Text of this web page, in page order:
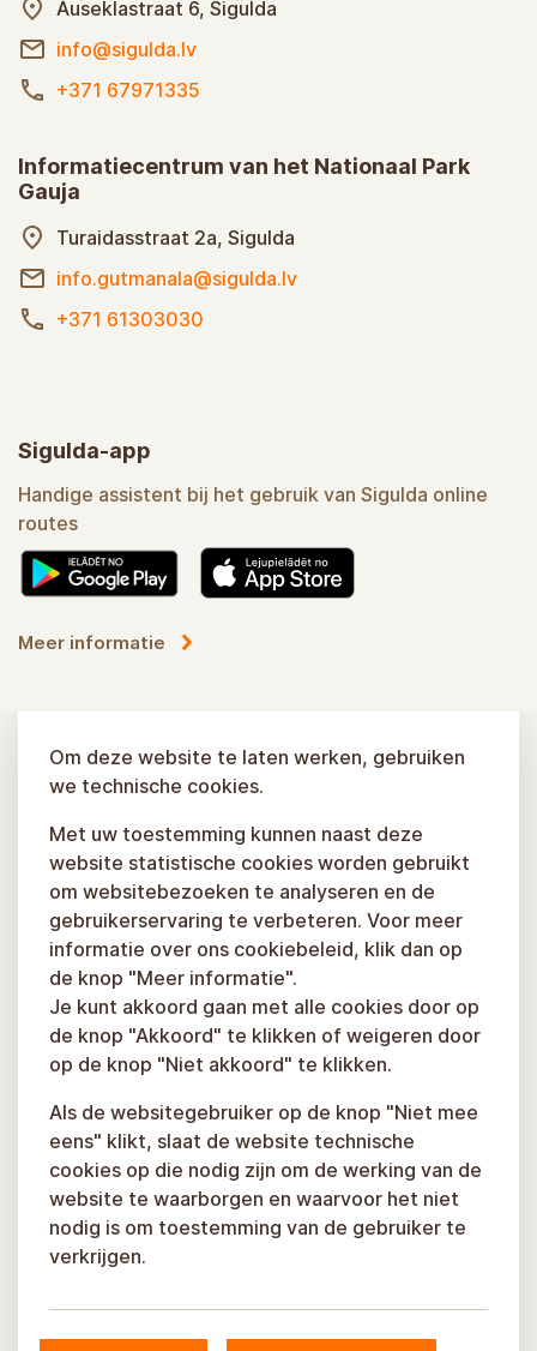
Auseklastraat 6, Sigulda
info@sigulda.lv
+371 67971335
Informatiecentrum van het Nationaal Park
Gauja
Turaidasstraat 2a, Sigulda
info.gutmanala@sigulda.lv
+371 61303030
Sigulda-app
Handige assistent bij het gebruik van Sigulda online
routes
Meer informatie
Om deze website te laten werken, gebruiken
we technische cookies.
Met uw toestemming kunnen naast deze
website statistische cookies worden gebruikt
om websitebezoeken te analyseren en de
gebruikerservaring te verbeteren. Voor meer
informatie over ons cookiebeleid, klik dan op
de knop "Meer informatie".
Je kunt akkoord gaan met alle cookies door op
de knop "Akkoord" te klikken of weigeren door
op de knop "Niet akkoord" te klikken.
Als de websitegebruiker op de knop "Niet mee
eens" klikt, slaat de website technische
cookies op die nodig zijn om de werking van de
website te waarborgen en waarvoor het niet
nodig is om toestemming van de gebruiker te
verkrijgen.